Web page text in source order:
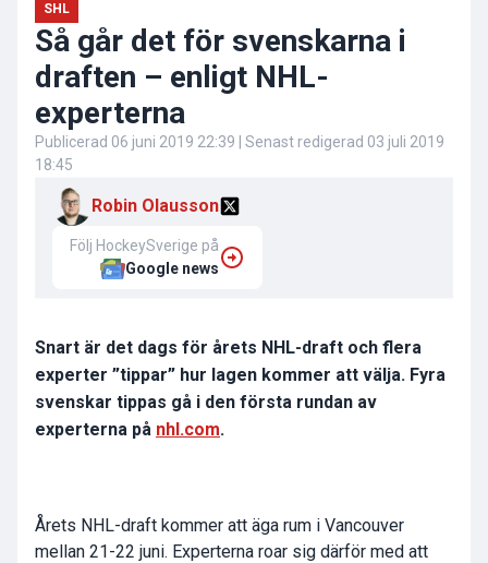
SHL
Så går det för svenskarna i
draften – enligt NHL-
experterna
Publicerad 06 juni 2019 22:39 | Senast redigerad 03 juli 2019
18:45
Robin Olausson
Följ HockeySverige på
Google news
Snart är det dags för årets NHL-draft och flera
experter ”tippar” hur lagen kommer att välja. Fyra
svenskar tippas gå i den första rundan av
experterna på nhl.com.
Årets NHL-draft kommer att äga rum i Vancouver
mellan 21-22 juni. Experterna roar sig därför med att